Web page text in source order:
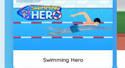
Swimming Hero